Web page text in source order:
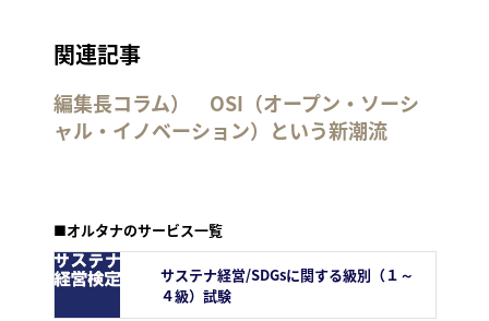
関連記事
編集長コラム） OSI（オープン・ソーシ
ャル・イノベーション）という新潮流
■オルタナのサービス一覧
サステナ経営/SDGsに関する級別（１～
４級）試験